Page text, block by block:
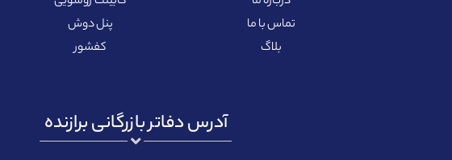
تماس با ما
بلاگ
پنل دوش
کفشور
آدرس دفاتر بازرگانی برازنده